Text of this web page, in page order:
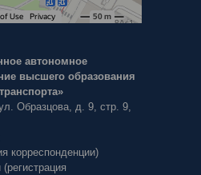
автономное
высшего образования
Образцова, д. 9, стр. 9,
корреспонденции)